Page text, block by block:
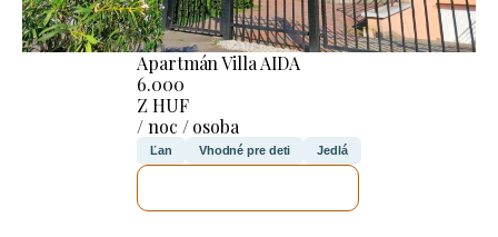
Apartmán Villa AIDA
6.000
Z HUF
/ noc / osoba
Ľan Vhodné pre deti Jedlá